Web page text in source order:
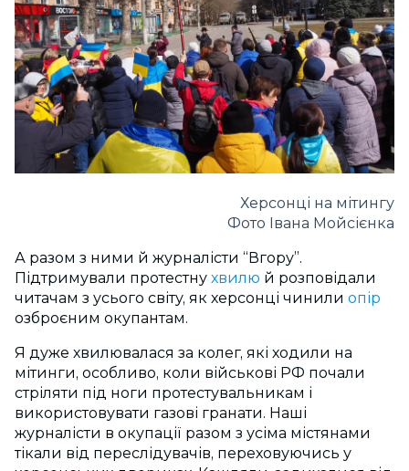
Херсонці на мітингу
Фото Івана Мойсієнка
А разом з ними й журналісти “Вгору”.
Підтримували протестну хвилю й розповідали
читачам з усього світу, як херсонці чинили опір
озброєним окупантам.
Я дуже хвилювалася за колег, які ходили на
мітинги, особливо, коли військові РФ почали
стріляти під ноги протестувальникам і
використовувати газові гранати. Наші
журналісти в окупації разом з усіма містянами
тікали від переслідувачів, переховуючись у